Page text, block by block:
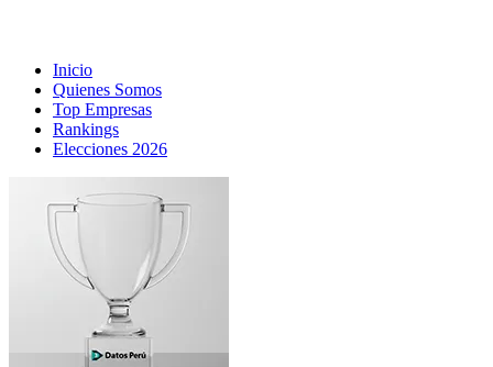
Inicio
Quienes Somos
Top Empresas
Rankings
Elecciones 2026